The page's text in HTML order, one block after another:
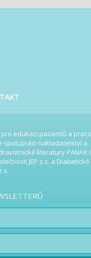
edukaci pacientů a
spolupráci nakladatelství a
literatury PANAX
JEP z.s. a